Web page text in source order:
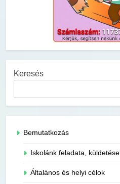
Keresés
Bemutatkozás
Iskolánk feladata, küldetése
Általános és helyi célok